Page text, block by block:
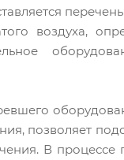
воздуха,
позволяет
В процессе